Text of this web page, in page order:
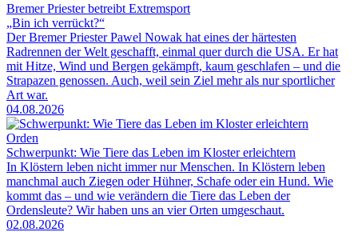
Bremer Priester betreibt Extremsport
„Bin ich verrückt?“
Der Bremer Priester Pawel Nowak hat eines der härtesten
Radrennen der Welt geschafft, einmal quer durch die USA. Er hat
mit Hitze, Wind und Bergen gekämpft, kaum geschlafen – und die
Strapazen genossen. Auch, weil sein Ziel mehr als nur sportlicher
Art war.
04.08.2026
Orden
Schwerpunkt: Wie Tiere das Leben im Kloster erleichtern
In Klöstern leben nicht immer nur Menschen. In Klöstern leben
manchmal auch Ziegen oder Hühner, Schafe oder ein Hund. Wie
kommt das – und wie verändern die Tiere das Leben der
Ordensleute? Wir haben uns an vier Orten umgeschaut.
02.08.2026